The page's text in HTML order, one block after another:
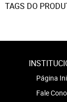
TAGS DO
Página
Fale